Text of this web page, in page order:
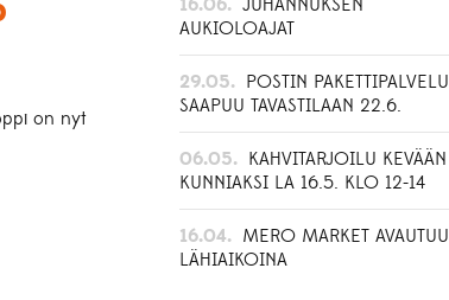
on nyt
AUKIOLOAJAT
29.05. POSTIN PAKETTIPALVELU
SAAPUU TAVASTILAAN 22.6.
06.05. KAHVITARJOILU KEVÄÄN
KUNNIAKSI LA 16.5. KLO 12-14
16.04. MERO MARKET AVAUTUU
LÄHIAIKOINA